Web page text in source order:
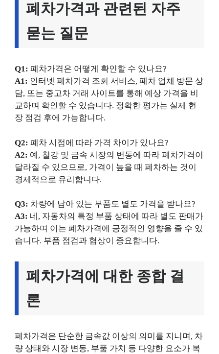
폐차가격과 관련된 자주
묻는 질문
Q1: 폐차가격은 어떻게 확인할 수 있나요?
A1: 인터넷 폐차가격 조회 서비스, 폐차 업체 방문 상
담, 또는 중고차 거래 사이트를 통해 예상 가격을 비
교하며 확인할 수 있습니다. 정확한 평가는 실제 현
장 점검 후에 가능합니다.
Q2: 폐차 시점에 따라 가격 차이가 있나요?
A2: 예, 철강 및 금속 시장의 변동에 따라 폐차가격이
달라질 수 있으므로, 가격이 높을 때 폐차하는 것이
경제적으로 유리합니다.
Q3: 차량에 남아 있는 부품도 별도 가격을 받나요?
A3: 네, 자동차의 특정 부품 상태에 따라 별도 판매가
가능하며 이는 폐차가격에 긍정적인 영향을 줄 수 있
습니다. 부품 점검과 협상이 중요합니다.
폐차가격에 대한 종합 결
론
폐차가격은 단순한 금속값 이상의 의미를 지니며, 차
량 상태와 시장 변동, 부품 가치 등 다양한 요소가 복